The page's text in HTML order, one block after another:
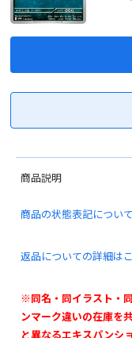
商品説明
商品の状態表記につい
返品についての詳細は
※同名・同イラスト・
ンマーク違いの在庫を
と異なるエキスパンシ